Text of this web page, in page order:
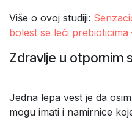
Više o ovoj studiji:
bolest se leči prebioticima
Zdravlje u otpornim
Jedna lepa vest je da
mogu imati i namirnice